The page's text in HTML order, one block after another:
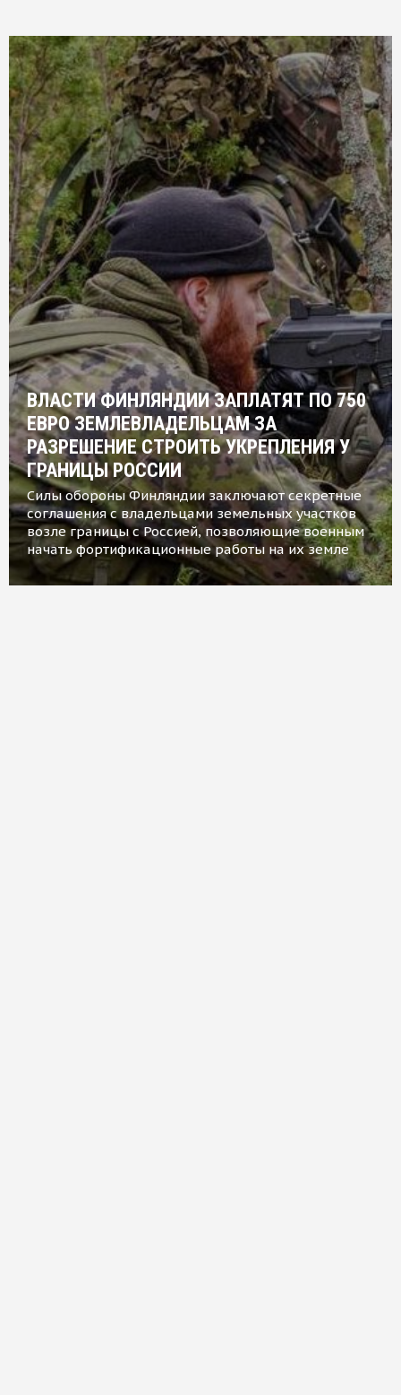
ВЛАСТИ ФИНЛЯНДИИ ЗАПЛАТЯТ ПО 750
ЕВРО ЗЕМЛЕВЛАДЕЛЬЦАМ ЗА
РАЗРЕШЕНИЕ СТРОИТЬ УКРЕПЛЕНИЯ У
ГРАНИЦЫ РОССИИ
Силы обороны Финляндии заключают секретные
соглашения с владельцами земельных участков
возле границы с Россией, позволяющие военным
начать фортификационные работы на их земле